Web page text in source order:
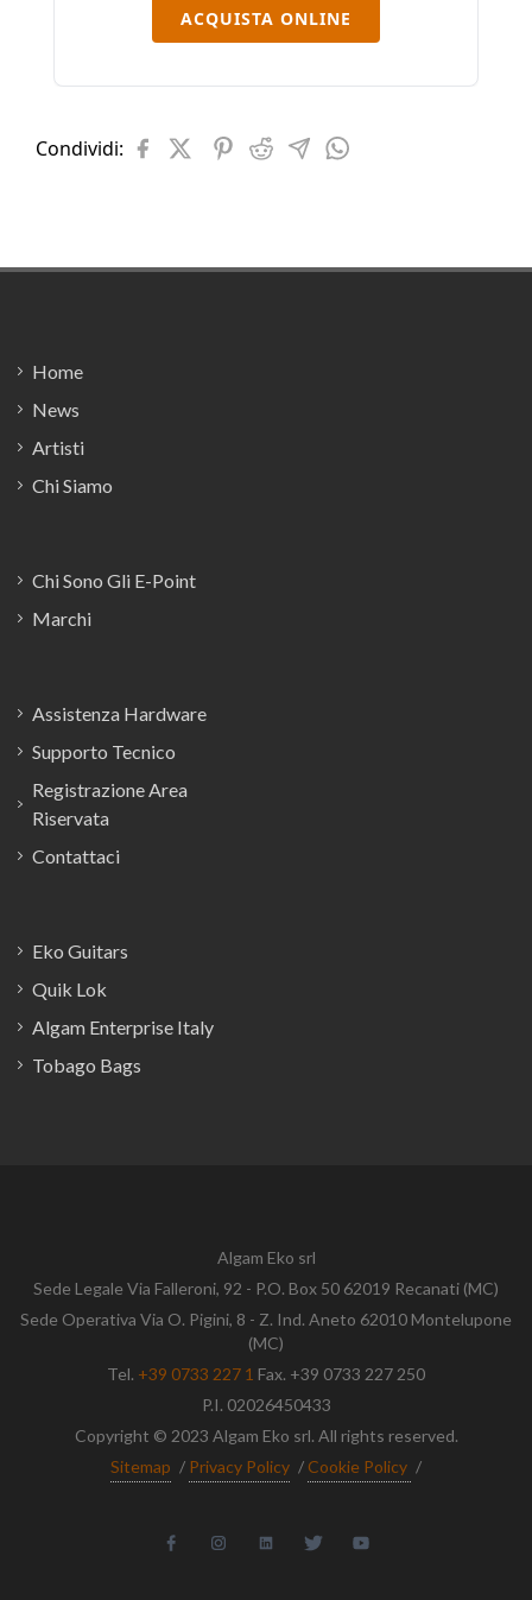
ACQUISTA ONLINE
Condividi:
Home
News
Artisti
Chi Siamo
Chi Sono Gli E-Point
Marchi
Assistenza Hardware
Supporto Tecnico
Registrazione Area
Riservata
Contattaci
Eko Guitars
Quik Lok
Algam Enterprise Italy
Tobago Bags
Algam Eko srl
Sede Legale Via Falleroni, 92 - P.O. Box 50 62019 Recanati (MC)
Sede Operativa Via O. Pigini, 8 - Z. Ind. Aneto 62010 Montelupone
(MC)
Tel. +39 0733 227 1 Fax. +39 0733 227 250
P.I. 02026450433
Copyright © 2023 Algam Eko srl. All rights reserved.
Sitemap / Privacy Policy / Cookie Policy /